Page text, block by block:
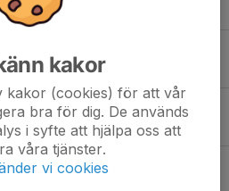
HK, seger idag mot Alfta GIF!
kakor
kakor (cookies) för att vår
bra för dig. De används
i syfte att hjälpa oss att
våra tjänster.
vi cookies